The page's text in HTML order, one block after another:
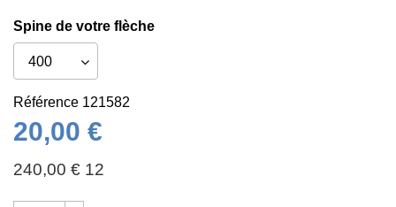
Spine de votre flèche
Référence 121582
20,00 €
240,00 € 12